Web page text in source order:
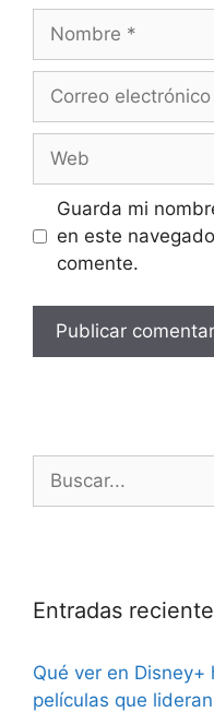
Guarda mi
en este
comente.
Entradas
Qué ver en Disney+
películas que